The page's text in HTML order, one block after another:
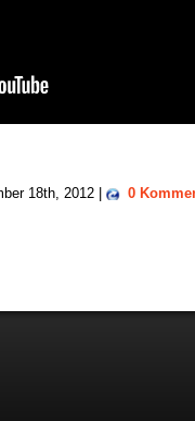
18th, 2012 | 0